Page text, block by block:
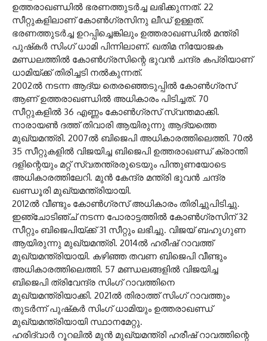
ഉത്തരാഖണ്ഡില്‍ ഭരണത്തുടര്‍ച്ച ലഭിക്കുന്നത്. 22
സീറ്റുകളിലാണ് കോണ്‍ഗ്രസിനു ലീഡ് ഉള്ളത്.
ഭരണത്തുടര്‍ച്ച ഉറപ്പിച്ചെങ്കിലും ഉത്തരാഖണ്ഡില്‍ മന്ത്രി
പുഷ്‌കര്‍ സിംഗ് ധാമി പിന്നിലാണ്. ഖതിമ നിയോജക
മണ്ഡലത്തില്‍ കോണ്‍ഗ്രസിന്റെ ഭുവന്‍ ചന്ദ്ര കപ്രിയാണ്
ധാമിയ്ക്ക് തിരിച്ചടി നല്‍കുന്നത്.
2002ല്‍ നടന്ന ആദ്യ തെരഞ്ഞെടുപ്പില്‍ കോണ്‍ഗ്രസ്
ആണ് ഉത്തരാഖണ്ഡില്‍ അധികാരം പിടിച്ചത്. 70
സീറ്റുകളില്‍ 36 എണ്ണം കോണ്‍ഗ്രസ് സ്വന്തമാക്കി.
നാരായണ്‍ ദത്ത് തിവാരി ആയിരുന്നു ആദ്യത്തെ
മുഖ്യമന്ത്രി. 2007ല്‍ ബിജെപി അധികാരത്തിലെത്തി. 70ല്‍
35 സീറ്റുകളില്‍ വിജയിച്ച ബിജെപി ഉത്തരാഖണ്ഡ് ക്രാന്തി
ദളിന്റെയും മറ്റ് സ്വതന്ത്രരുടെയും പിന്തുണയോടെ
അധികാരത്തിലേറി. മുന്‍ കേന്ദ്ര മന്ത്രി ഭുവന്‍ ചന്ദ്ര
ഖണ്ഡൂരി മുഖ്യമന്ത്രിയായി.
2012ല്‍ വീണ്ടും കോണ്‍ഗ്രസ് അധികാരം തിരിച്ചുപിടിച്ചു.
ഇഞ്ചോടിഞ്ച് നടന്ന പോരാട്ടത്തില്‍ കോണ്‍ഗ്രസിന് 32
സീറ്റും ബിജെപിയ്ക്ക് 31 സീറ്റും ലഭിച്ചു. വിജയ് ബഹുഗുണ
ആയിരുന്നു മുഖ്യമന്ത്രി. 2014ല്‍ ഹരീഷ് റാവത്ത്
മുഖ്യമന്ത്രിയായി. കഴിഞ്ഞ തവണ ബിജെപി വീണ്ടും
അധികാരത്തിലെത്തി. 57 മണ്ഡലങ്ങളില്‍ വിജയിച്ച
ബിജെപി ത്രിവേന്ദ്ര സിംഗ് റാവത്തിനെ
മുഖ്യമന്ത്രിയാക്കി. 2021ല്‍ തിരാത്ത് സിംഗ് റാവത്തും
തുടര്‍ന്ന് പുഷ്‌കര്‍ സിംഗ് ധാമിയും ഉത്തരാഖണ്ഡ്
മുഖ്യമന്ത്രിയായി സ്ഥാനമേറ്റു.
ഹരിദ്വാര്‍ റൂറലില്‍ മുന്‍ മുഖ്യമന്ത്രി ഹരീഷ് റാവത്തിന്റെ